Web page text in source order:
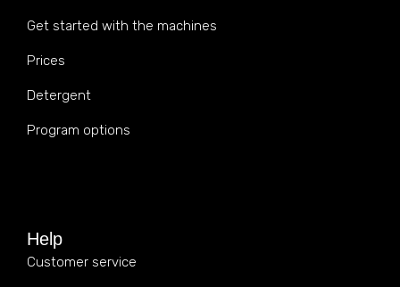
Get started with the machines
Prices
Detergent
Program options
Help
Customer service